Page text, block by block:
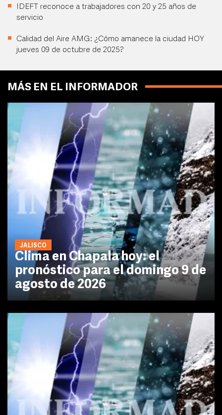
IDEFT reconoce a trabajadores con 20 y 25 años de
servicio
Calidad del Aire AMG: ¿Cómo amanece la ciudad HOY
jueves 09 de octubre de 2025?
MÁS EN EL INFORMADOR
JALISCO
Clima en Chapala hoy: el
pronóstico para el domingo 9 de
agosto de 2026